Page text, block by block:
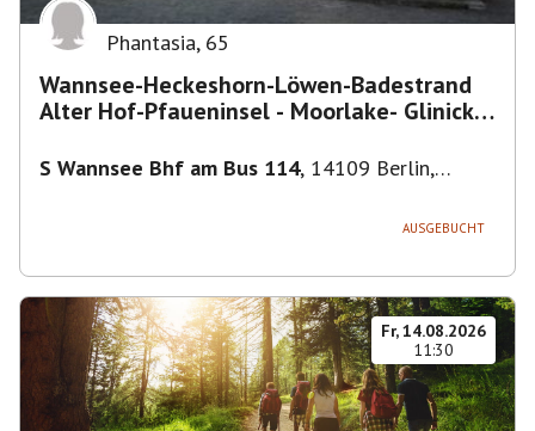
Phantasia, 65
Wannsee-Heckeshorn-Löwen-Badestrand
Alter Hof-Pfaueninsel - Moorlake- Glinicker
S Wannsee Bhf am Bus 114, 14109 Berlin,
AUSGEBUCHT
Fr, 14.08.2026
11:30